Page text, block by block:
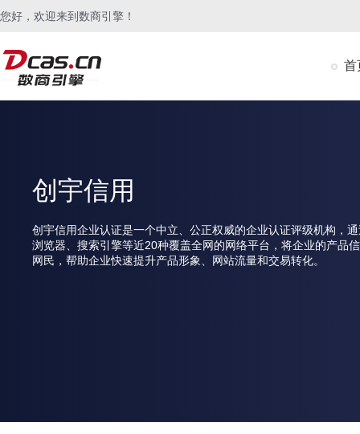
您好，欢迎来到数商引擎！
首
创宇信用
创宇信用企业认证是一个中立、公正权威的企业认证评级机构，
浏览器、搜索引擎等近20种覆盖全网的网络平台，将企业的产品
网民，帮助企业快速提升产品形象、网站流量和交易转化。